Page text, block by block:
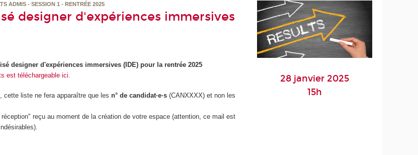
ADMIS - SESSION 1 - RENTRÉE 2025
designer d'expériences immersives
designer d'expériences immersives (IDE) pour la rentrée 2025
est téléchargeable ici.
cette liste ne fera apparaître que lesn° de candidat·e·s (CANXXXX) et non les
reçu au moment de la création de votre espace (attention, ce mail est
28 janvier 2025
15h